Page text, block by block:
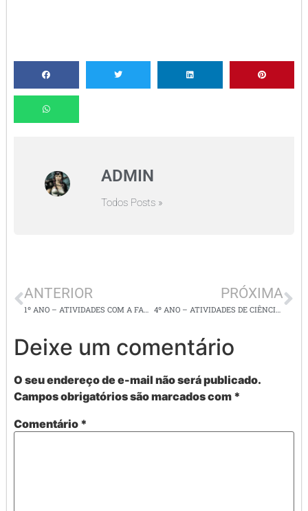
ADMIN
Todos Posts »
ANTERIOR
1º ANO – ATIVIDADES COM A FAMÍLIA SÍLABICA LETRA N E MATEMÁTICA
PRÓXIMA
4º ANO – ATIVIDADES DE CIÊNCIAS, ARTE, ENS. RELIGIOSO, INGLÊS
Deixe um comentário
O seu endereço de e-mail não será publicado.
Campos obrigatórios são marcados com *
Comentário *